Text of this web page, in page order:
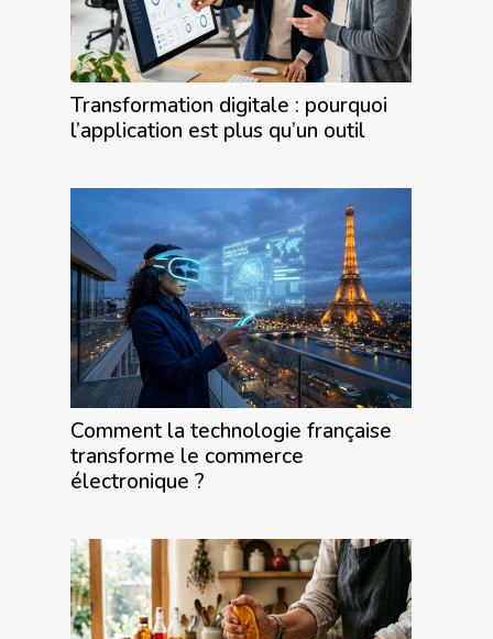
Transformation digitale : pourquoi
l’application est plus qu’un outil
Comment la technologie française
transforme le commerce
électronique ?